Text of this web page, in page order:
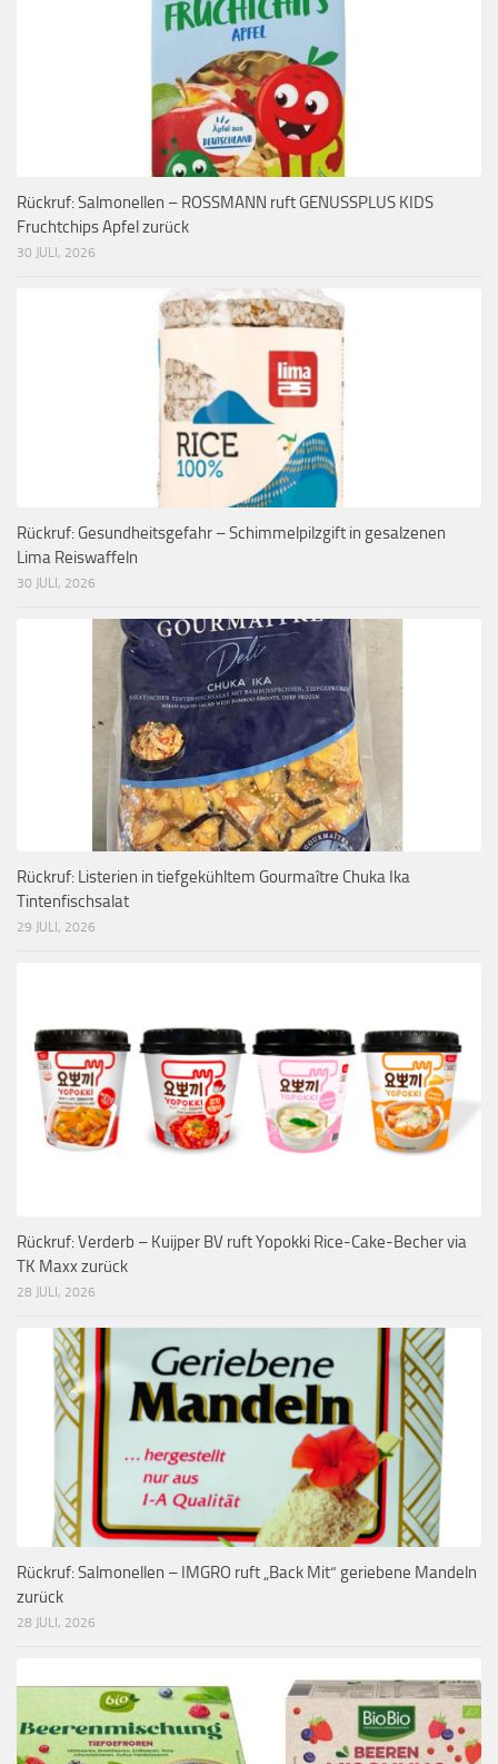
Rückruf: Salmonellen – ROSSMANN ruft GENUSSPLUS KIDS
Fruchtchips Apfel zurück
30 JULI, 2026
Rückruf: Gesundheitsgefahr – Schimmelpilzgift in gesalzenen
Lima Reiswaffeln
30 JULI, 2026
Rückruf: Listerien in tiefgekühltem Gourmaître Chuka Ika
Tintenfischsalat
29 JULI, 2026
Rückruf: Verderb – Kuijper BV ruft Yopokki Rice-Cake-Becher via
TK Maxx zurück
28 JULI, 2026
Rückruf: Salmonellen – IMGRO ruft „Back Mit“ geriebene Mandeln
zurück
28 JULI, 2026